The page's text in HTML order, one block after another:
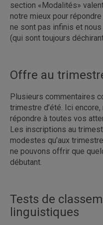
section «Modalités»
notre mieux pour
ne sont pas infinis et
(qui sont toujours
Offre au
Plusieurs commentaires
trimestre d’été. Ici
répondre à toutes vos
Les inscriptions au
modestes qu’aux
ne pouvons offrir que
débutant.
Tests de
linguistiques